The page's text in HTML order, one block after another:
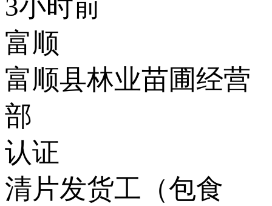
3小时前
富顺
富顺县林业苗圃经营
部
认证
清片发货工（包食